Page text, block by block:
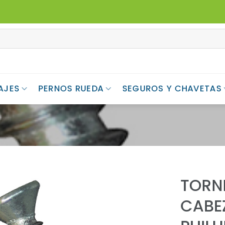
PERNOS RUEDA SEGUROS Y CHAVETAS